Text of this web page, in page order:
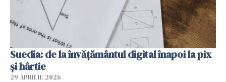
Suedia: de la învățământul digital înapoi la pix
și hârtie
29 APRILIE 2026